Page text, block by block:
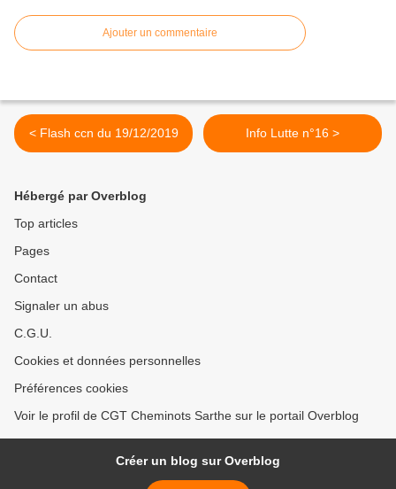
Ajouter un commentaire
< Flash ccn du 19/12/2019 Info Lutte n°16 >
Hébergé par Overblog
Top articles
Pages
Contact
Signaler un abus
C.G.U.
Cookies et données personnelles
Préférences cookies
Voir le profil de CGT Cheminots Sarthe sur le portail Overblog
Créer un blog sur Overblog